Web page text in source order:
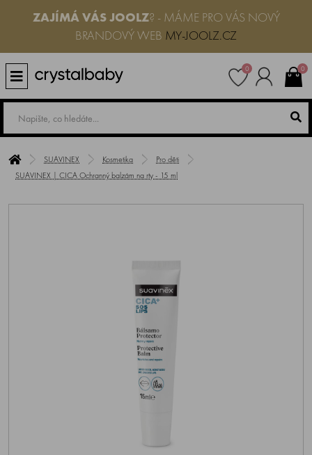
ZAJÍMÁ VÁS JOOLZ? - MÁME PRO VÁS NOVÝ
BRANDOVÝ WEB MY-JOOLZ.CZ
0 0
SUAVINEX Kosmetika
Pro děti
SUAVINEX | CICA Ochranný balzám na rty - 15 ml